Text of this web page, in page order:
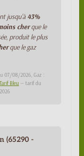
jusqu'à 43%
cherque le
produit le plus
que le gaz
07/08/2026, Gaz :
Bleu — tarif du
(65290 -